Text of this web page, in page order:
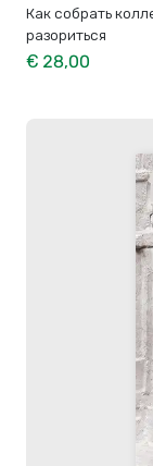
Как собрать
разориться
€ 28,00